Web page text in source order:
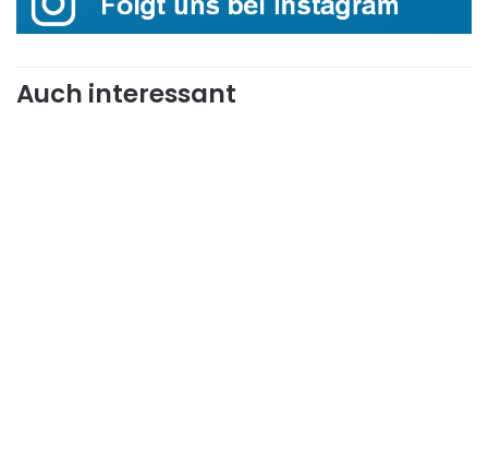
Auch interessant